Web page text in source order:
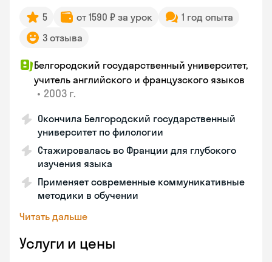
5 от 1590 ₽ за урок
1 год опыта
3 отзыва
Белгородский государственный университет,
учитель английского и французского языков
• 2003 г.
Окончила Белгородский государственный
университет по филологии
Стажировалась во Франции для глубокого
изучения языка
Применяет современные коммуникативные
методики в обучении
Читать дальше
Услуги и цены